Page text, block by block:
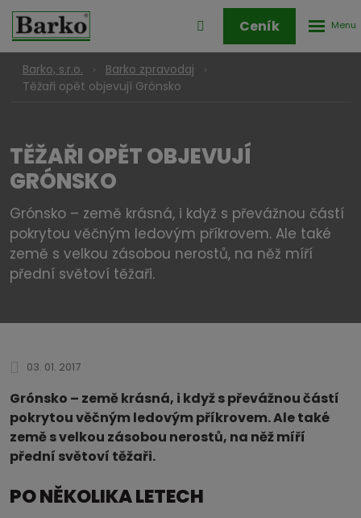
Přihlášení
Ceník
Barko, s.r.o.
Barko zpravodaj
Těžaři opět objevují Grónsko
TĚŽAŘI OPĚT OBJEVUJÍ
GRÓNSKO
Grónsko – země krásná, i když s převážnou částí
pokrytou věčným ledovým příkrovem. Ale také
země s velkou zásobou nerostů, na něž míří
přední světoví těžaři.
03. 01. 2017
Grónsko – země krásná, i když s převážnou částí
pokrytou věčným ledovým příkrovem. Ale také
země s velkou zásobou nerostů, na něž míří
přední světoví těžaři.
PO NĚKOLIKA LETECH